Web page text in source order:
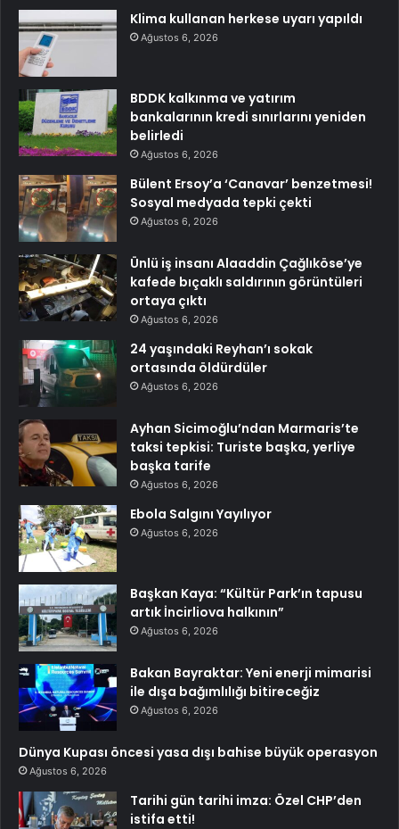
Klima kullanan herkese uyarı yapıldı
Ağustos 6, 2026
BDDK kalkınma ve yatırım
bankalarının kredi sınırlarını yeniden
belirledi
Ağustos 6, 2026
Bülent Ersoy’a ‘Canavar’ benzetmesi!
Sosyal medyada tepki çekti
Ağustos 6, 2026
Ünlü iş insanı Alaaddin Çağlıköse’ye
kafede bıçaklı saldırının görüntüleri
ortaya çıktı
Ağustos 6, 2026
24 yaşındaki Reyhan’ı sokak
ortasında öldürdüler
Ağustos 6, 2026
Ayhan Sicimoğlu’ndan Marmaris’te
taksi tepkisi: Turiste başka, yerliye
başka tarife
Ağustos 6, 2026
Ebola Salgını Yayılıyor
Ağustos 6, 2026
Başkan Kaya: “Kültür Park’ın tapusu
artık İncirliova halkının”
Ağustos 6, 2026
Bakan Bayraktar: Yeni enerji mimarisi
ile dışa bağımlılığı bitireceğiz
Ağustos 6, 2026
Dünya Kupası öncesi yasa dışı bahise büyük operasyon
Ağustos 6, 2026
Tarihi gün tarihi imza: Özel CHP’den
istifa etti!